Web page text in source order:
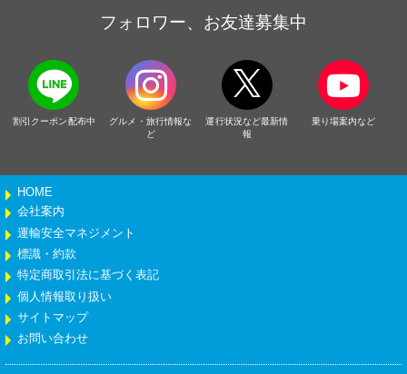
フォロワー、お友達募集中
割引クーポン配布中
グルメ・旅行情報な
ど
運行状況など最新情
報
乗り場案内など
HOME
会社案内
運輸安全マネジメント
標識・約款
特定商取引法に基づく表記
個人情報取り扱い
サイトマップ
お問い合わせ